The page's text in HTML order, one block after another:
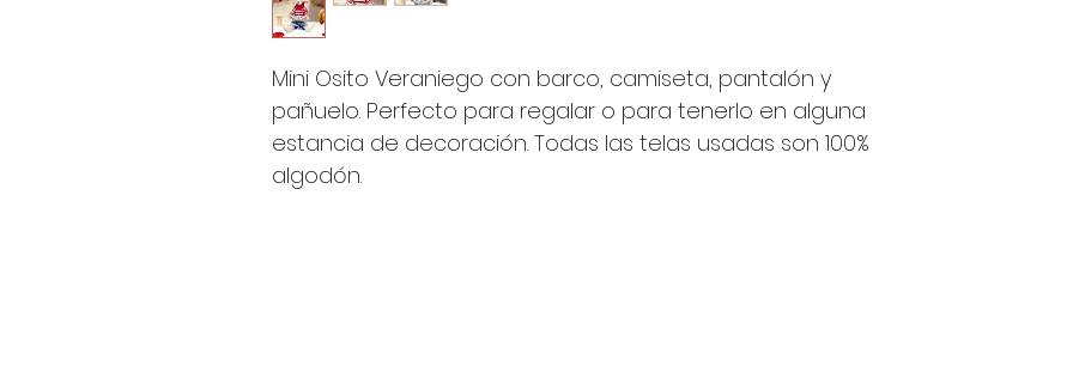
Mini Osito Veraniego con barco, camiseta, pantalón y
pañuelo. Perfecto para regalar o para tenerlo en alguna
estancia de decoración. Todas las telas usadas son 100%
algodón.